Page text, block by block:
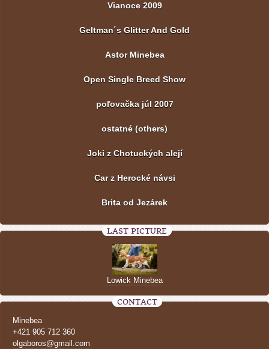
Vianoce 2009
Geltman´s Glitter And Gold
Astor Minebea
Open Single Breed Show
poľovačka júl 2007
ostatné (others)
Joki z Chotuckých alejí
Car z Herocké návsi
Brita od Jezárek
LAST PICTURE
Lowick Minebea
CONTACT
Minebea
+421 905 712 360
olgaboros@gmail.com